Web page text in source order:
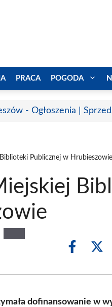
PRACA POGODA
- Ogłoszenia |
Publicznej w Hrubieszowie
Share
dofinansowanie w